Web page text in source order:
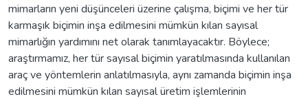
mimarların yeni düşünceleri üzerine çalışma, biçimi ve her tür
karmaşık biçimin inşa edilmesini mümkün kılan sayısal
mimarlığın yardımını net olarak tanımlayacaktır. Böylece;
araştırmamız, her tür sayısal biçimin yaratılmasında kullanılan
araç ve yöntemlerin anlatılmasıyla, aynı zamanda biçimin inşa
edilmesini mümkün kılan sayısal üretim işlemlerinin